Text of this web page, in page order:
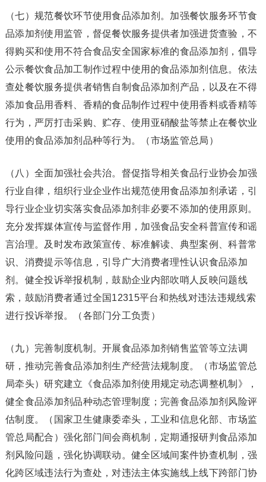
（七）规范餐饮环节使用食品添加剂。加强餐饮服务环节食
品添加剂使用监管，督促餐饮服务提供者加强进货查验，不
得购买和使用不符合食品安全国家标准的食品添加剂，倡导
公示餐饮食品加工制作过程中使用的食品添加剂信息。依法
查处餐饮服务提供者销售自制食品添加剂产品，以及在不得
添加食品用香料、香精的食品制作过程中使用香料或香精等
行为，严厉打击采购、贮存、使用亚硝酸盐等禁止在餐饮业
使用的食品添加剂品种等行为。（市场监管总局）
（八）全面加强社会共治。督促指导相关食品行业协会加强
行业自律，组织行业企业作出规范使用食品添加剂承诺，引
导行业企业切实落实食品添加剂非必要不添加的使用原则。
充分发挥媒体宣传与监督作用，加强食品安全科普宣传和谣
言治理。及时发布政策宣传、标准解读、典型案例、科普常
识、消费提示等信息，引导广大消费者理性认识食品添加
剂。健全投诉举报机制，鼓励企业内部吹哨人反映问题线
索，鼓励消费者通过全国12315平台和热线对违法违规线索
进行投诉举报。（各部门分工负责）
（九）完善制度机制。开展食品添加剂销售监管等立法调
研，推动完善食品添加剂生产经营法规制度。（市场监管总
局牵头）研究建立《食品添加剂使用规定动态调整机制》，
健全食品添加剂品种动态管理制度；完善食品添加剂风险评
估制度。（国家卫生健康委牵头，工业和信息化部、市场监
管总局配合）强化部门间会商机制，定期通报研判食品添加
剂风险问题，强化协调联动。健全区域间案件协查机制，强
化跨区域违法行为查处，对违法主体实施线上线下跨部门协